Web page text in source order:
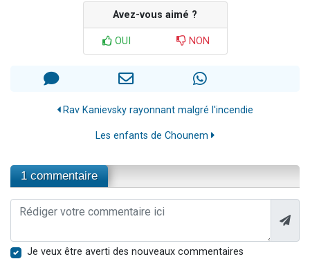
Avez-vous aimé ?
OUI NON
Rav Kanievsky rayonnant malgré l'incendie
Les enfants de Chounem
1 commentaire
Je veux être averti des nouveaux commentaires